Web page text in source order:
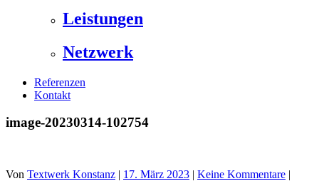
Leistungen
Netzwerk
Referenzen
Kontakt
image-20230314-102754
Von Textwerk Konstanz | 17. März 2023 | Keine Kommentare |